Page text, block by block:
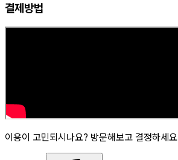
결제방법
이용이 고민되시나요? 방문해보고 결정하세요